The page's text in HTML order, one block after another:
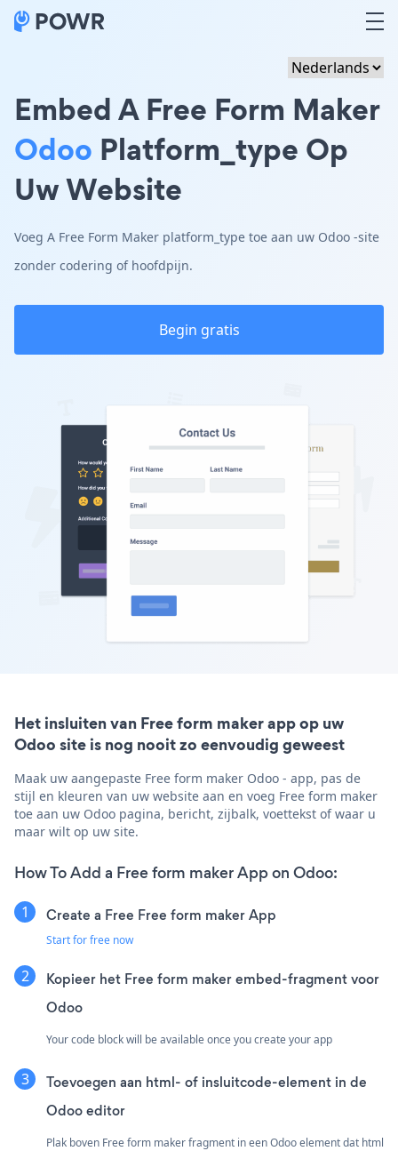
Embed A Free Form Maker
Odoo Platform_type Op
Uw Website
Voeg A Free Form Maker platform_type toe aan uw Odoo -site
zonder codering of hoofdpijn.
Begin gratis
Het insluiten van Free form maker app op uw
Odoo site is nog nooit zo eenvoudig geweest
Maak uw aangepaste Free form maker Odoo - app, pas de
stijl en kleuren van uw website aan en voeg Free form maker
toe aan uw Odoo pagina, bericht, zijbalk, voettekst of waar u
maar wilt op uw site.
How To Add a Free form maker App on Odoo:
Create a Free Free form maker App
Start for free now
Kopieer het Free form maker embed-fragment voor
Odoo
Your code block will be available once you create your app
Toevoegen aan html- of insluitcode-element in de
Odoo editor
Plak boven Free form maker fragment in een Odoo element dat html